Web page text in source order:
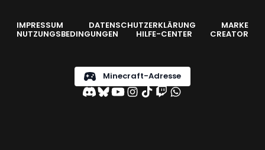
IMPRESSUM DATENSCHUTZERKLÄRUNG MARKE
NUTZUNGSBEDINGUNGEN HILFE-CENTER CREATOR
Minecraft-Adresse